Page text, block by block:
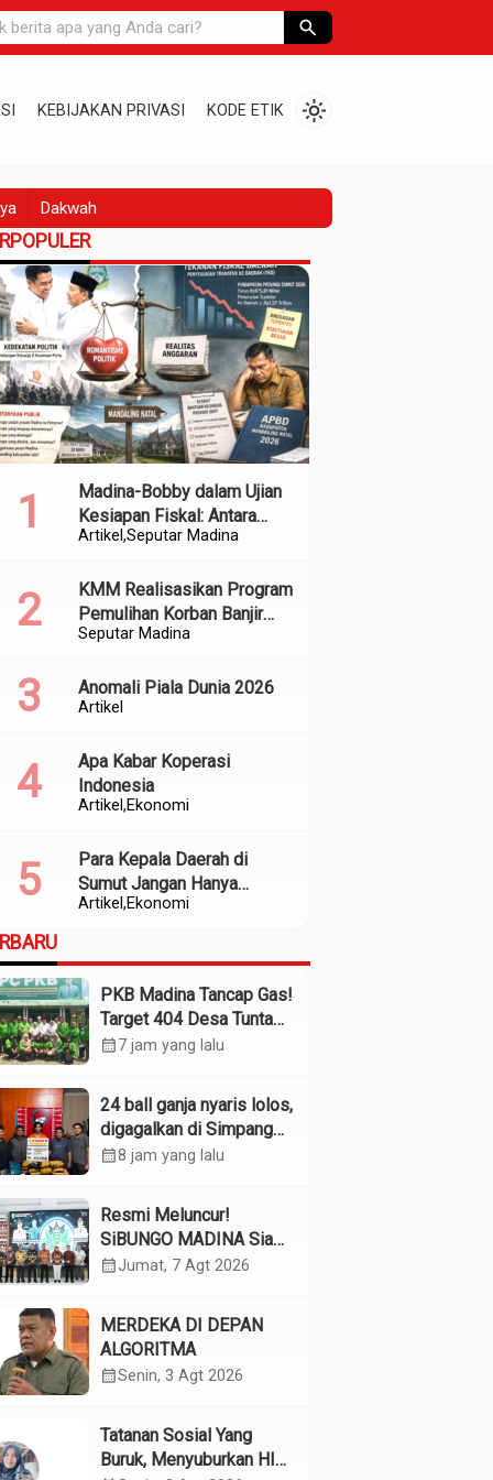
search
KEBIJAKAN PRIVASI KODE ETIK light_mode
Dakwah
Artikel Seputar Madina
Madina-Bobby dalam Ujian
Kesiapan Fiskal: Antara
Kedekatan Politik dan
Seputar Madina
KMM Realisasikan Program
Pemulihan Korban Banjir
dan Longsor di Kabupaten
Artikel
Anomali Piala Dunia 2026
Artikel Ekonomi
Apa Kabar Koperasi
Indonesia
Artikel Ekonomi
Para Kepala Daerah di
Sumut Jangan Hanya
Meratapi Minimnya Transfer
PKB Madina Tancap Gas!
Target 404 Desa Tuntas
Desember, “Pengurus
calendar_month7 jam yang lalu
24 ball ganja nyaris lolos,
digagalkan di Simpang
Empat Panyabungan
calendar_month8 jam yang lalu
Resmi Meluncur!
SiBUNGO MADINA Siap
Optimalkan Pendapatan
calendar_monthJumat, 7 Agt 2026
MERDEKA DI DEPAN
ALGORITMA
calendar_monthSenin, 3 Agt 2026
Tatanan Sosial Yang
Buruk, Menyuburkan HIV